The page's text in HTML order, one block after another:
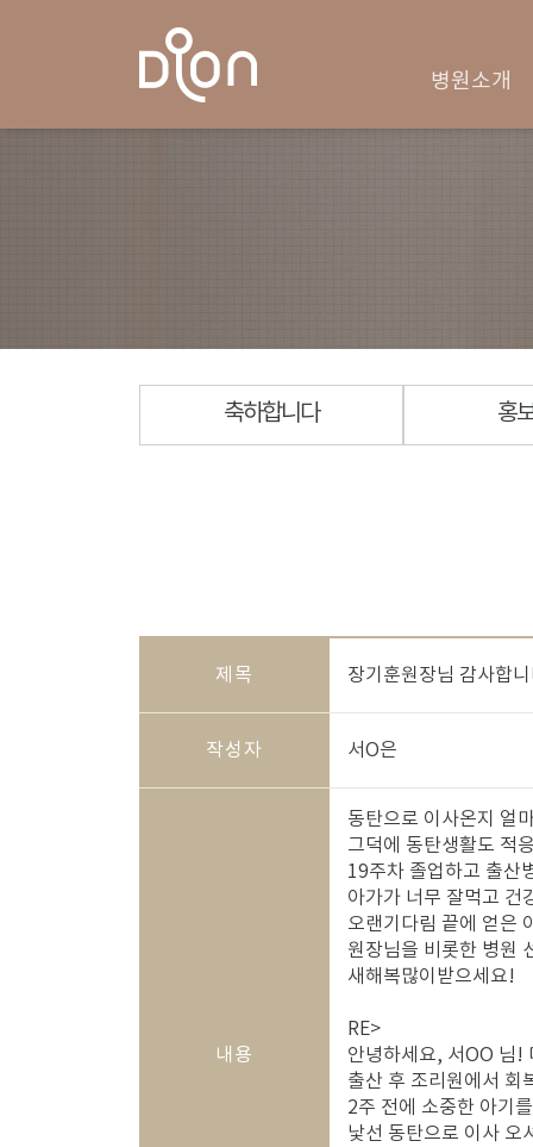
병원소개
축하합니다 홍
제목 장기훈원장님 감사합
작성자 서O은
내용
동탄으로 이사온지 얼
그덕에 동탄생활도 적
19주차 졸업하고 출산
아가가 너무 잘먹고 건
오랜기다림 끝에 얻은
원장님을 비롯한 병원
새해복많이받으세요!
RE>
안녕하세요, 서OO 님!
출산 후 조리원에서 회
2주 전에 소중한 아기
낯선 동탄으로 이사 오